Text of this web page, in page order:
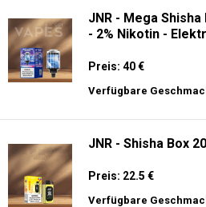
JNR - Mega
- 2% Nikotin -
Preis: 40 €
Verfügbare
JNR - Shisha Box
Preis: 22.5 €
Verfügbare